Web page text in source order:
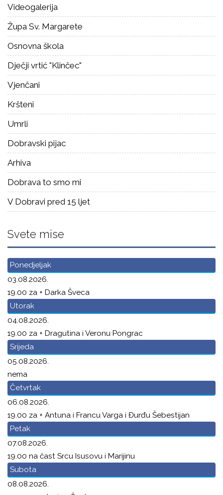
Videogalerija
Župa Sv. Margarete
Osnovna škola
Dječji vrtić "Klinčec"
Vjenčani
Kršteni
Umrli
Dobravski pijac
Arhiva
Dobrava to smo mi
V Dobravi pred 15 ljet
Svete mise
Ponedjeljak
03.08.2026.
19.00 za + Darka Šveca
Utorak
04.08.2026.
19.00 za + Dragutina i Veronu Pongrac
Srijeda
05.08.2026.
nema
Četvrtak
06.08.2026.
19.00 za + Antuna i Francu Varga i Đurđu Šebestijan
Petak
07.08.2026.
19.00 na čast Srcu Isusovu i Marijinu
Subota
08.08.2026.